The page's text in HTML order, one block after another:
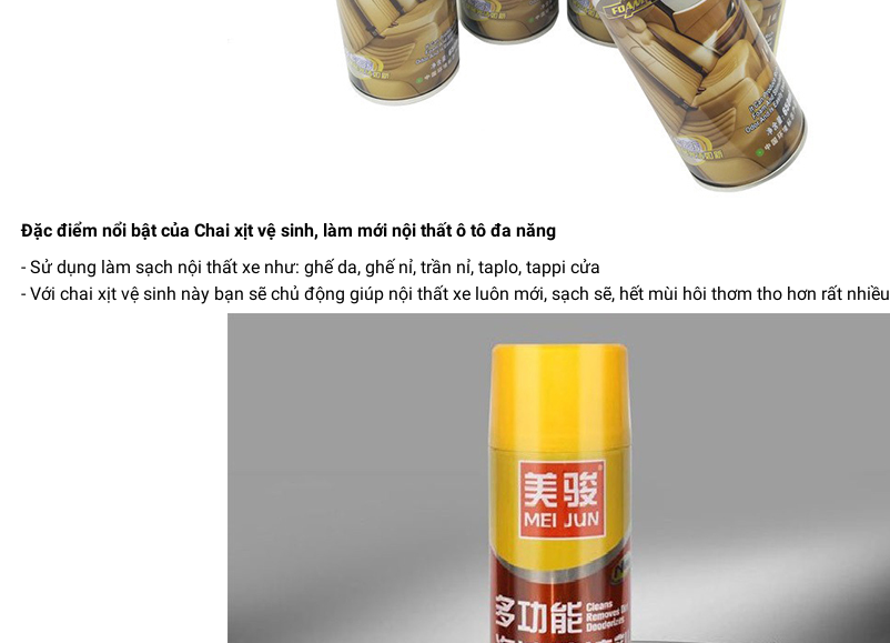
Đặc điểm nổi bật của Chai xịt vệ sinh, làm mới nội thất ô tô đa năng
- Sử dụng làm sạch nội thất xe như: ghế da, ghế nỉ, trần nỉ, taplo, tappi cửa
- Với chai xịt vệ sinh này bạn sẽ chủ động giúp nội thất xe luôn mới, sạch sẽ, hết mùi hôi thơm tho hơn rất nhiều